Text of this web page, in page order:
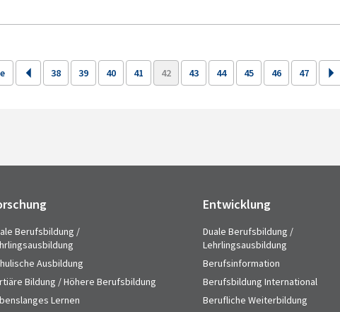
38 39 40 41 42 43 44 45 46 47
Berufsbildung /
Ausbildung
Bildung / Höhere Berufsbildung
Lernen
Entwicklung
Duale Berufsbildung /
Lehrlingsausbildung
Berufsinformation
Berufsbildung International
Berufliche Weiterbildung